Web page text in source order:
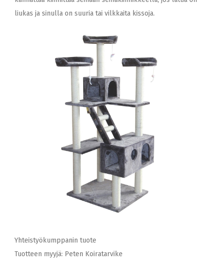
liukas ja sinulla on suuria tai vilkkaita kissoja.
Yhteistyökumppanin tuote
Tuotteen myyjä: Peten Koiratarvike